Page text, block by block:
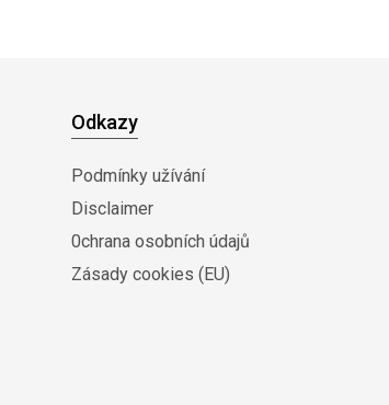
Odkazy
Podmínky užívání
Disclaimer
0chrana osobních údajů
Zásady cookies (EU)